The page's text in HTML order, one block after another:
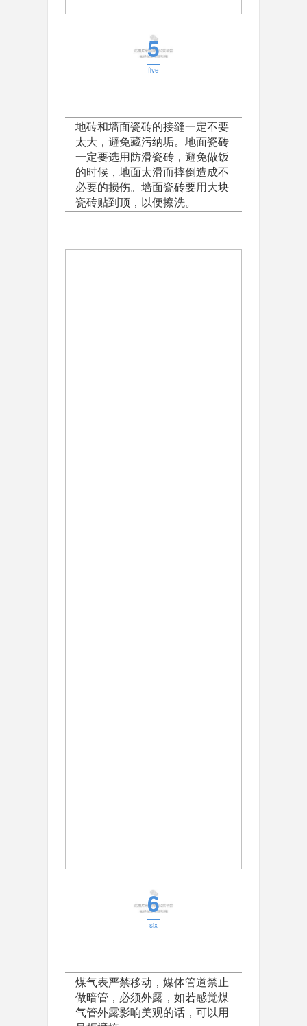
5
five
地砖和墙面瓷砖的接缝一定不要
太大，避免藏污纳垢。地面瓷砖
一定要选用防滑瓷砖，避免做饭
的时候，地面太滑而摔倒造成不
必要的损伤。墙面瓷砖要用大块
瓷砖贴到顶，以便擦洗。
6
six
煤气表严禁移动，媒体管道禁止
做暗管，必须外露，如若感觉煤
气管外露影响美观的话，可以用